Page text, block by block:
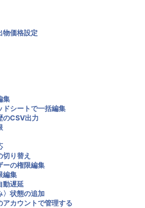
物価格設定
集
シートで一括編集
のCSV出力
り替え
ーの権限編集
編集
動遅延
〉状態の追加
アカウントで管理する